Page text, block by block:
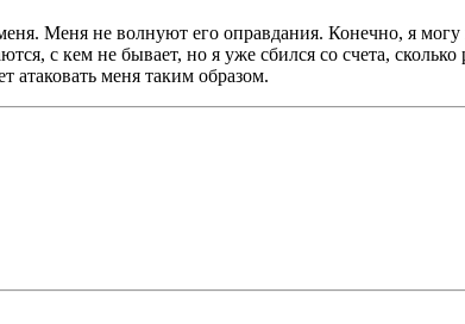
Меня не волнуют его оправдания. Конечно, я могу
с кем не бывает, но я уже сбился со счета, сколько
атаковать меня таким образом.